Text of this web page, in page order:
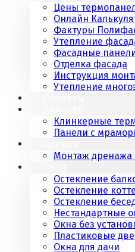
Цены
Онлайн
Фактуры
Утепление
Фасадные
Отделка фасада
Инструкция
Утепление
Клинкерные
Панели с
Монтаж дренажа
Остекление
Остекление
Остекление
Нестандартные
Окна без
Пластиковые
Окна для дачи